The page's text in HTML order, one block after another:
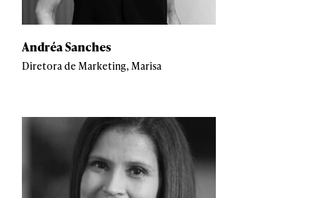
Andréa Sanches
Diretora de Marketing, Marisa